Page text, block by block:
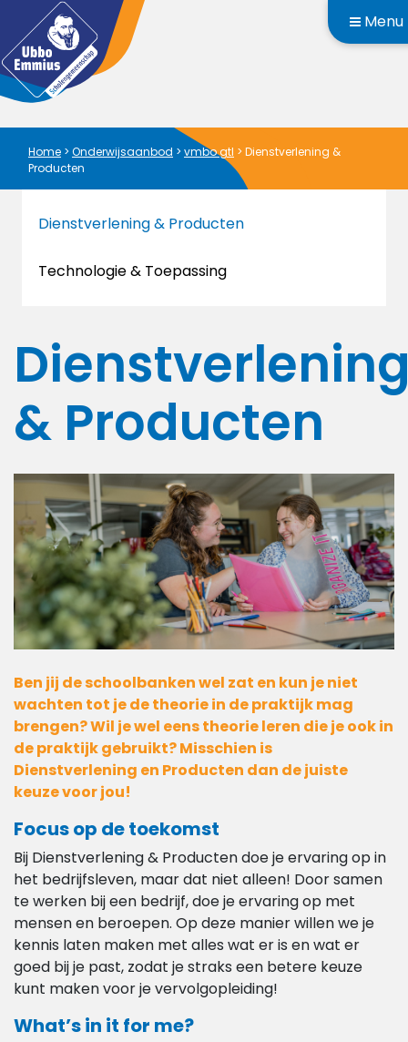
Menu
Home > Onderwijsaanbod > vmbo gtl > Dienstverlening &
Producten
Dienstverlening & Producten
Technologie & Toepassing
& Producten
Ben jij de schoolbanken wel zat en kun je niet
wachten tot je de theorie in de praktijk mag
brengen? Wil je wel eens theorie leren die je ook in
de praktijk gebruikt? Misschien is
Dienstverlening en Producten dan de juiste
keuze voor jou!
Focus op de toekomst
Bij Dienstverlening & Producten doe je ervaring op in
het bedrijfsleven, maar dat niet alleen! Door samen
te werken bij een bedrijf, doe je ervaring op met
mensen en beroepen. Op deze manier willen we je
kennis laten maken met alles wat er is en wat er
goed bij je past, zodat je straks een betere keuze
kunt maken voor je vervolgopleiding!
What’s in it for me?